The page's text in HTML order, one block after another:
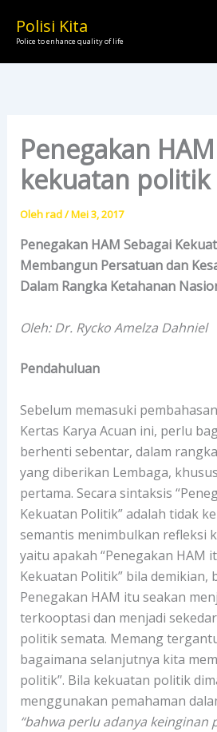
Polisi Kita
Police to enhance quality of life
Penegakan
kekuatan politik
Olehrad/Mei 3, 2017
Penegakan HAM Sebagai
Membangun Persatuan dan
Dalam Rangka Ketahanan
Oleh: Dr. Rycko Amelza Dahniel
Pendahuluan
Sebelum memasuki
Kertas Karya Acuan ini, perlu
berhenti sebentar, dalam
yang diberikan Lembaga,
pertama. Secara sintaksis
Kekuatan Politik” adalah tidak
semantis menimbulkan refleksi
yaitu apakah “Penegakan HAM
Kekuatan Politik” bila demikian,
Penegakan HAM itu seakan
terkooptasi dan menjadi
politik semata. Memang
bagaimana selanjutnya kita
politik”. Bila kekuatan politik
menggunakan pemahaman
“bahwa perlu adanya keinginan